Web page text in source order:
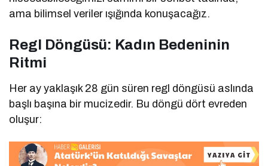
ama bilimsel veriler ışığında konuşacağız.
Regl Döngüsü: Kadın Bedeninin
Ritmi
Her ay yaklaşık 28 gün süren regl döngüsü aslında
başlı başına bir mucizedir. Bu döngü dört evreden
oluşur: